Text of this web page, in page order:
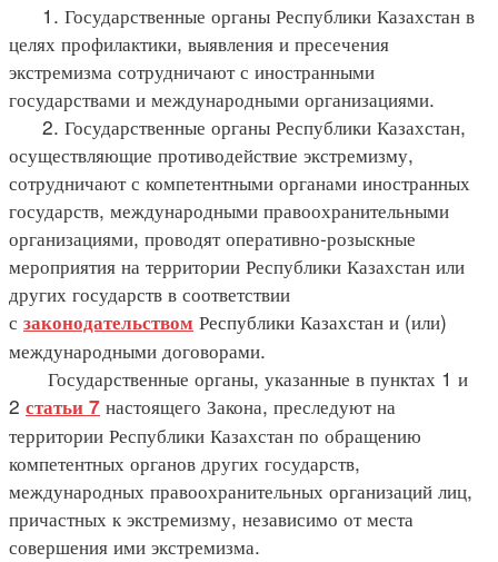
1. Государственные органы Республики Казахстан в
целях профилактики, выявления и пресечения
экстремизма сотрудничают с иностранными
государствами и международными организациями.
2. Государственные органы Республики Казахстан,
осуществляющие противодействие экстремизму,
сотрудничают с компетентными органами иностранных
государств, международными правоохранительными
организациями, проводят оперативно-розыскные
мероприятия на территории Республики Казахстан или
других государств в соответствии
с законодательством Республики Казахстан и (или)
международными договорами.
Государственные органы, указанные в пунктах 1 и
2 статьи 7 настоящего Закона, преследуют на
территории Республики Казахстан по обращению
компетентных органов других государств,
международных правоохранительных организаций лиц,
причастных к экстремизму, независимо от места
совершения ими экстремизма.